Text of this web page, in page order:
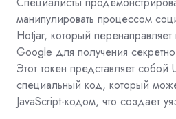
манипулировать процессом
Hotjar, который перенаправляет
Google для получения
Этот токен представляет
специальный код, который
JavaScript-кодом, что создает